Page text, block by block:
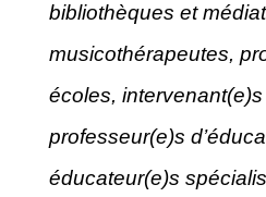
bibliothèques et
musicothérapeutes,
écoles,
professeur(e)s
éducateur(e)s